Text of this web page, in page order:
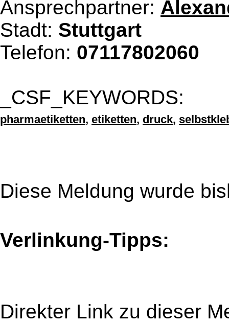
Ansprechpartner:
Stadt: Stuttgart
Telefon: 07117802060
_CSF_KEYWORDS:
pharmaetiketten, etiketten, druck,
Diese Meldung wurde
Verlinkung-Tipps:
Direkter Link zu dieser